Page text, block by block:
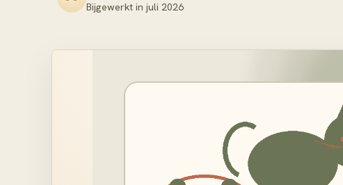
Bijgewerkt in juli 2026